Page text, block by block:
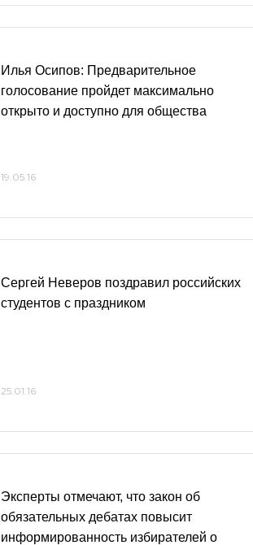
Илья Осипов: Предварительное
голосование пройдет максимально
открыто и доступно для общества
19.05.16
Сергей Неверов поздравил российских
студентов с праздником
25.01.16
Эксперты отмечают, что закон об
обязательных дебатах повысит
информированность избирателей о